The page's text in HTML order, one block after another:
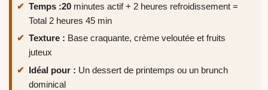
Temps :20 minutes actif + 2 heures refroidissement =
Total 2 heures 45 min
Texture : Base craquante, crème veloutée et fruits
juteux
Idéal pour : Un dessert de printemps ou un brunch
dominical